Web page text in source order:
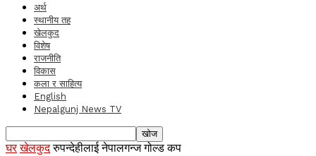
अर्थ
स्थानीय तह
खेलकुद
विशेष
राजनीति
विकास
कला र साहित्य
English
Nepalgunj News TV
घर खेलकुद रुपन्देहीलाई नेपालगन्ज गोल्ड कप